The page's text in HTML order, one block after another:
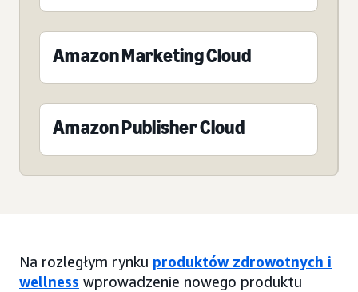
Amazon Marketing Cloud
Amazon Publisher Cloud
Na rozległym rynku produktów zdrowotnych i
wellness wprowadzenie nowego produktu